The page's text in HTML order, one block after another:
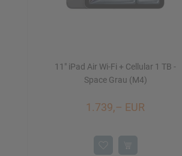
11" iPad Air Wi-Fi + Cellular 1 TB -
Space Grau (M4)
1.739,– EUR